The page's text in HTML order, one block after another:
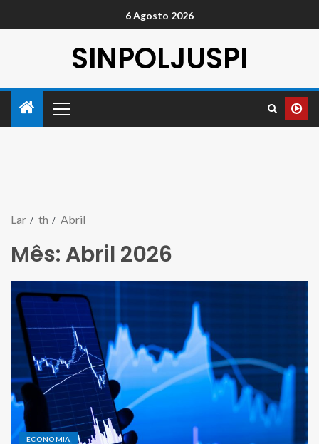
6 Agosto 2026
SINPOLJUSPI
Lar th Abril
Mês: Abril 2026
ECONOMIA